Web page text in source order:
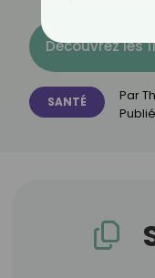
Découvrez les
SANTÉ Par